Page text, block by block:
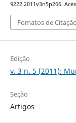
9222.2011v3n5p266.
Fomatos de Citação
Edição
v. 3 n. 5 (2011):
Seção
Artigos